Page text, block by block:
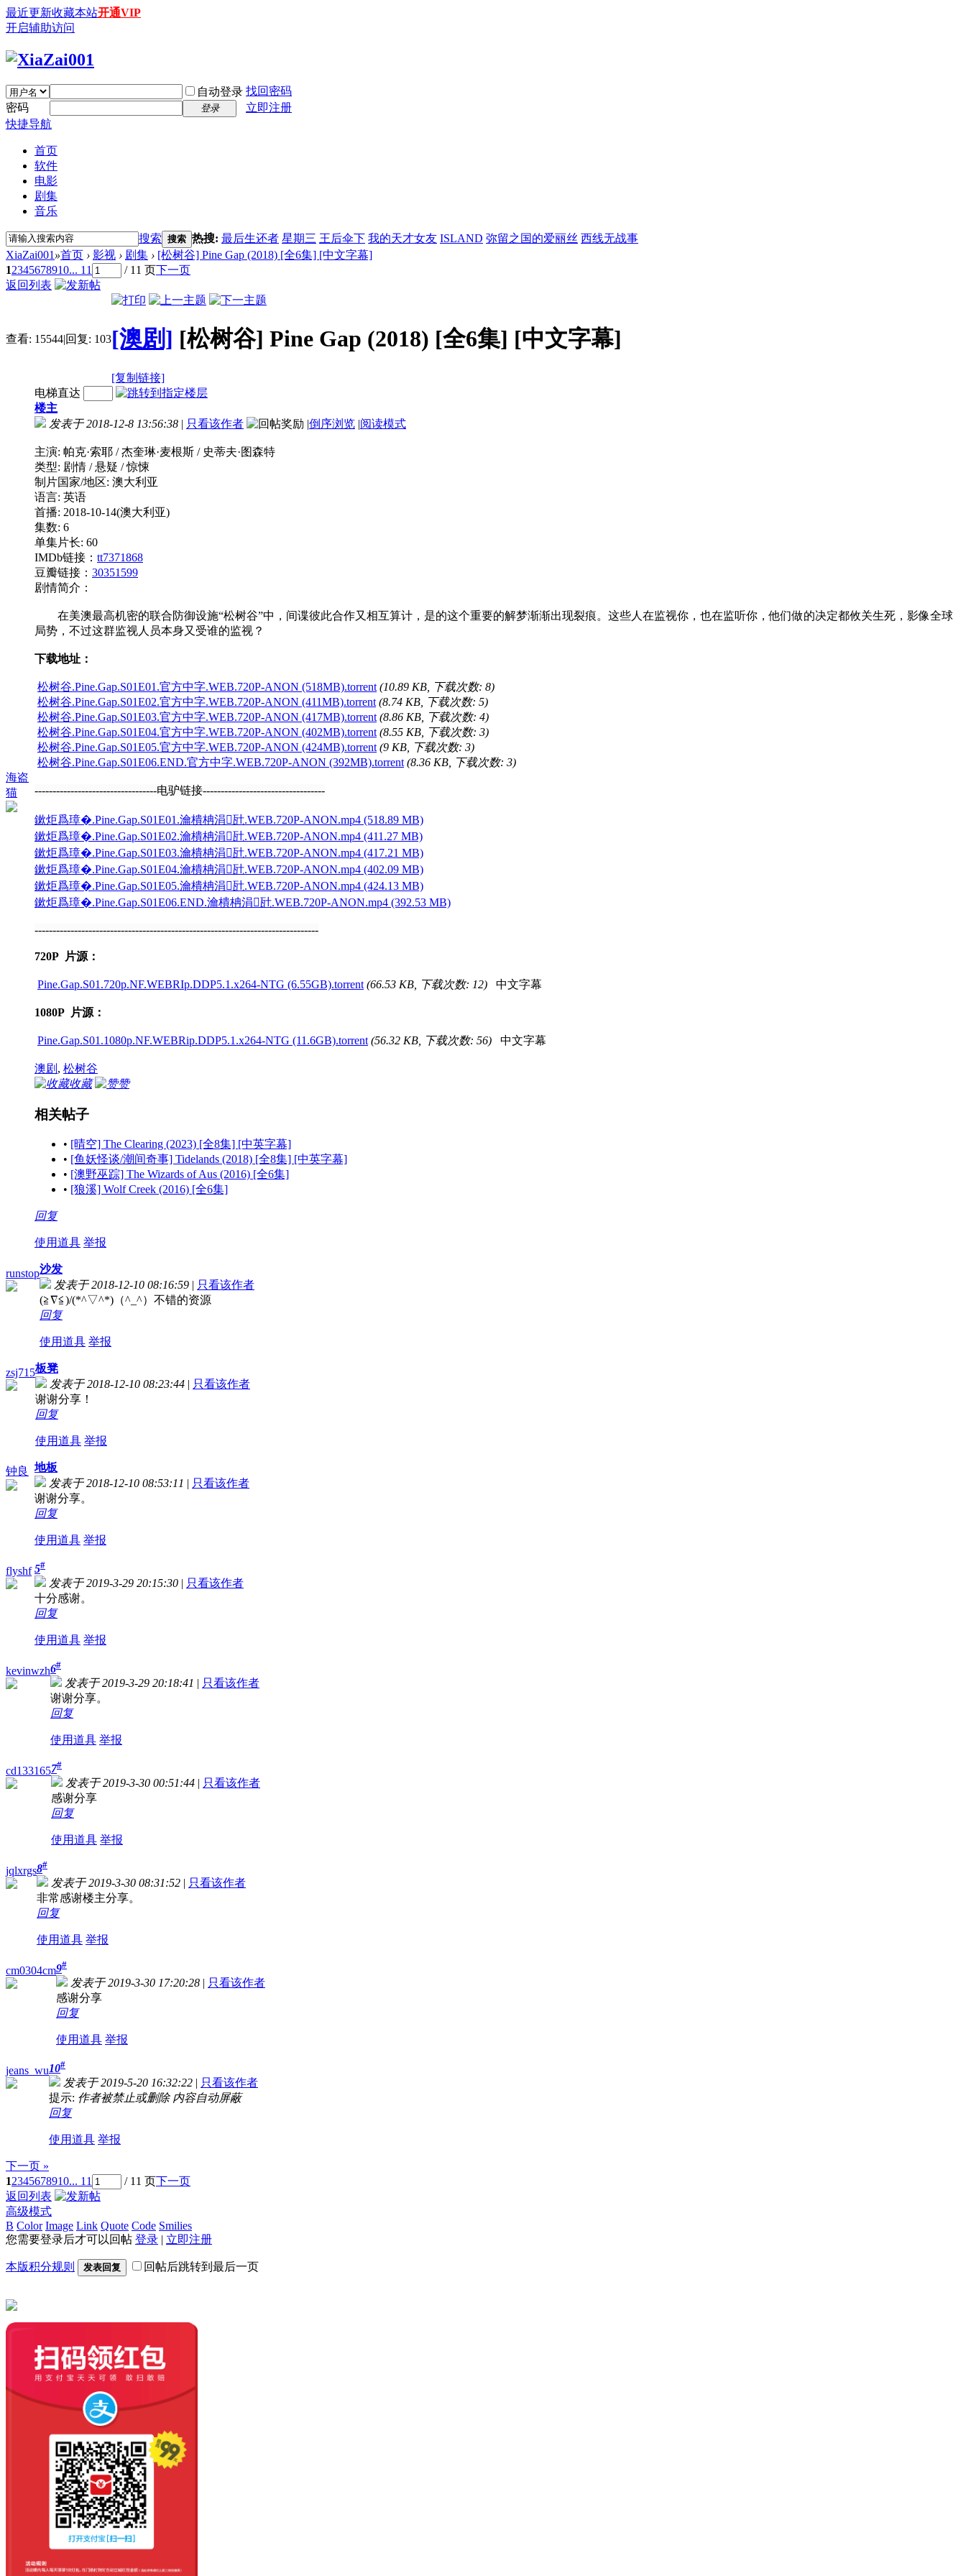
最近更新收藏本站开通VIP
开启辅助访问
自动登录 找回密码
密码
登录
立即注册
快捷导航
首页
软件
电影
剧集
音乐
搜索 搜索 热搜: 最后生还者 星期三 王后伞下 我的天才女友 ISLAND 弥留之国的爱丽丝 西线无战事
XiaZai001 »首页 › 影视 › 剧集 › [松树谷] Pine Gap (2018) [全6集] [中文字幕]
12345678910... 11 / 11 页下一页
返回列表
查看: 15544|回复: 103[澳剧] [松树谷] Pine Gap (2018) [全6集] [中文字幕]
[复制链接]
海盗
猫
电梯直达
楼主
发表于 2018-12-8 13:56:38 | 只看该作者 |倒序浏览 |阅读模式
主演: 帕克·索耶 / 杰奎琳·麦根斯 / 史蒂夫·图森特
类型: 剧情 / 悬疑 / 惊悚
制片国家/地区: 澳大利亚
语言: 英语
首播: 2018-10-14(澳大利亚)
集数: 6
单集片长: 60
IMDb链接： tt7371868
豆瓣链接： 30351599
剧情简介：
在美澳最高机密的联合防御设施“松树谷”中，间谍彼此合作又相互算计，是的这个重要的解梦渐渐出现裂痕。这些人在监视你，也在监听你，他们做的决定都攸关生死，影像全球
局势，不过这群监视人员本身又受谁的监视？
下载地址：
松树谷.Pine.Gap.S01E01.官方中字.WEB.720P-ANON (518MB).torrent (10.89 KB, 下载次数: 8)
松树谷.Pine.Gap.S01E02.官方中字.WEB.720P-ANON (411MB).torrent (8.74 KB, 下载次数: 5)
松树谷.Pine.Gap.S01E03.官方中字.WEB.720P-ANON (417MB).torrent (8.86 KB, 下载次数: 4)
松树谷.Pine.Gap.S01E04.官方中字.WEB.720P-ANON (402MB).torrent (8.55 KB, 下载次数: 3)
松树谷.Pine.Gap.S01E05.官方中字.WEB.720P-ANON (424MB).torrent (9 KB, 下载次数: 3)
松树谷.Pine.Gap.S01E06.END.官方中字.WEB.720P-ANON (392MB).torrent (8.36 KB, 下载次数: 3)
----------------------------------电驴链接----------------------------------
鏉炬爲璋�.Pine.Gap.S01E01.瀹樻柟涓瓧.WEB.720P-ANON.mp4 (518.89 MB)
鏉炬爲璋�.Pine.Gap.S01E02.瀹樻柟涓瓧.WEB.720P-ANON.mp4 (411.27 MB)
鏉炬爲璋�.Pine.Gap.S01E03.瀹樻柟涓瓧.WEB.720P-ANON.mp4 (417.21 MB)
鏉炬爲璋�.Pine.Gap.S01E04.瀹樻柟涓瓧.WEB.720P-ANON.mp4 (402.09 MB)
鏉炬爲璋�.Pine.Gap.S01E05.瀹樻柟涓瓧.WEB.720P-ANON.mp4 (424.13 MB)
鏉炬爲璋�.Pine.Gap.S01E06.END.瀹樻柟涓瓧.WEB.720P-ANON.mp4 (392.53 MB)
-------------------------------------------------------------------------------
720P 片源：
Pine.Gap.S01.720p.NF.WEBRIp.DDP5.1.x264-NTG (6.55GB).torrent (66.53 KB, 下载次数: 12) 中文字幕
1080P 片源：
Pine.Gap.S01.1080p.NF.WEBRip.DDP5.1.x264-NTG (11.6GB).torrent (56.32 KB, 下载次数: 56) 中文字幕
澳剧 , 松树谷
收藏
赞
相关帖子
• [晴空] The Clearing (2023) [全8集] [中英字幕]
• [鱼妖怪谈/潮间奇事] Tidelands (2018) [全8集] [中英字幕]
• [澳野巫踪] The Wizards of Aus (2016) [全6集]
• [狼溪] Wolf Creek (2016) [全6集]
回复
使用道具 举报
runstop沙发
发表于 2018-12-10 08:16:59 | 只看该作者
(≧∇≦)/(*^▽^*)（^_^）不错的资源
回复
使用道具 举报
zsj715板凳
发表于 2018-12-10 08:23:44 | 只看该作者
谢谢分享！
回复
使用道具 举报
钟良
地板
发表于 2018-12-10 08:53:11 | 只看该作者
谢谢分享。
回复
使用道具 举报
flyshf 5#
发表于 2019-3-29 20:15:30 | 只看该作者
十分感谢。
回复
使用道具 举报
kevinwzh6#
发表于 2019-3-29 20:18:41 | 只看该作者
谢谢分享。
回复
使用道具 举报
cd1331657#
发表于 2019-3-30 00:51:44 | 只看该作者
感谢分享
回复
使用道具 举报
jqlxrgs8#
发表于 2019-3-30 08:31:52 | 只看该作者
非常感谢楼主分享。
回复
使用道具 举报
cm0304cm9#
发表于 2019-3-30 17:20:28 | 只看该作者
感谢分享
回复
使用道具 举报
jeans_wu10#
发表于 2019-5-20 16:32:22 | 只看该作者
提示: 作者被禁止或删除 内容自动屏蔽
回复
使用道具 举报
下一页 »
12345678910... 11 / 11 页下一页
返回列表
高级模式
B Color Image Link Quote Code Smilies
您需要登录后才可以回帖 登录 | 立即注册
本版积分规则 发表回复 回帖后跳转到最后一页